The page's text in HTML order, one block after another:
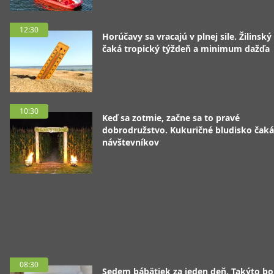
12:30
Horúčavy sa vracajú v plnej sile.
čaká tropický týždeň a minimum dažďa
10:30
Keď sa zotmie, začne sa to pravé
dobrodružstvo. Kukuričné bludisko
návštevníkov
08:30
Sedem bábätiek za jeden deň. Takýto